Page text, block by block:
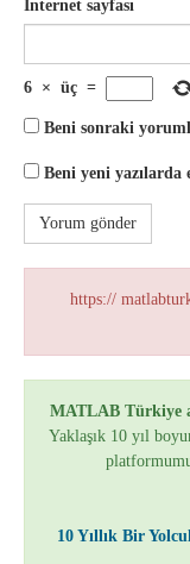
İnternet sayfası
6 × üç =
Beni sonraki
Beni yeni
https://
MATLAB Türkiye
Yaklaşık 10 yıl
10 Yıllık Bir